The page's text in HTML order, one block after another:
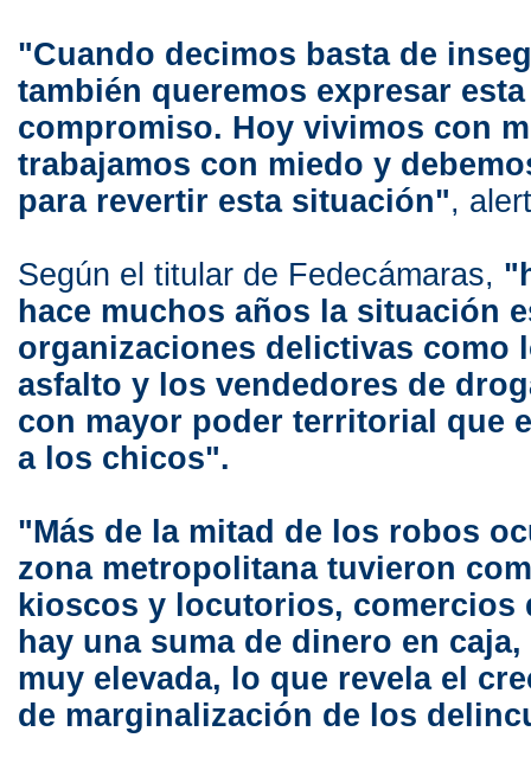
"Cuando decimos basta de
también queremos expresar
compromiso. Hoy vivimos con
trabajamos con miedo y
para revertir esta situación",
Según el titular de Fedecámaras,
hace muchos años la situación
organizaciones delictivas como
asfalto y los vendedores de
con mayor poder territorial que
a los chicos".
"Más de la mitad de los robos
zona metropolitana tuvieron
kioscos y locutorios, comercios
hay una suma de dinero en
muy elevada, lo que revela el
de marginalización de los